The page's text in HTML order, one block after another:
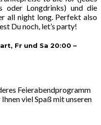
oder Longdrinks) und die
all night long. Perfekt also
Du noch, let’s party!
Fr und Sa 20:00 –
Feierabendprogramm
viel Spaß mit unseren